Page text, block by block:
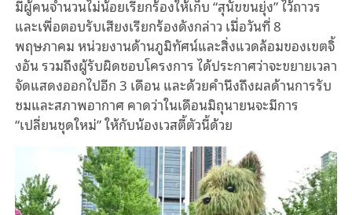
มีผู้คนจำนวนไม่น้อยเรียกร้องให้เก็บ “สุนัขขนยุ่ง” ไว้ถาวร
และเพื่อตอบรับเสียงเรียกร้องดังกล่าว เมื่อวันที่ 8
พฤษภาคม หน่วยงานด้านภูมิทัศน์และสิ่งแวดล้อมของเขตจิ้
งอัน รวมถึงผู้รับผิดชอบโครงการ ได้ประกาศว่าจะขยายเวลา
จัดแสดงออกไปอีก 3 เดือน และด้วยคำนึงถึงผลด้านการรับ
ชมและสภาพอากาศ คาดว่าในเดือนมิถุนายนจะมีการ
“เปลี่ยนชุดใหม่” ให้กับน้องเวสตี้ตัวนี้ด้วย